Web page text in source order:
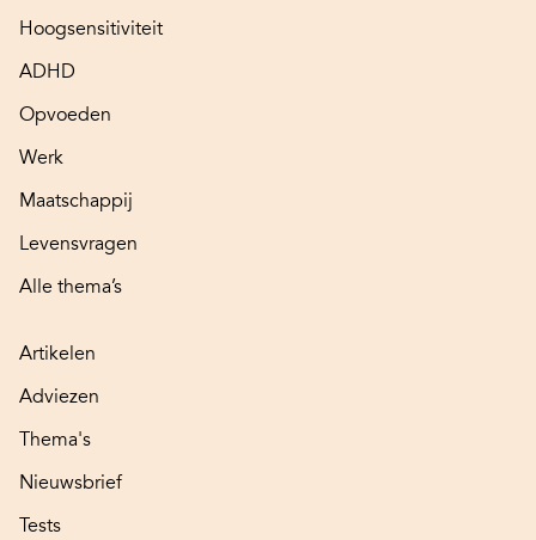
Hoogsensitiviteit
ADHD
Opvoeden
Werk
Maatschappij
Levensvragen
Alle thema’s
Artikelen
Adviezen
Thema's
Nieuwsbrief
Tests